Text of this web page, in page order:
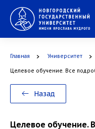
Главная Университет
Целевое обучение. Все
Назад
Целевое обучение.